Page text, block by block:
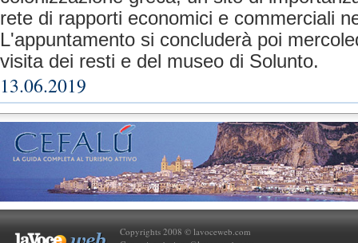
rete di rapporti economici e commerciali
L'appuntamento si concluderà poi
visita dei resti e del museo di Solunto.
13.06.2019
Copyrights 2008 © lavoceweb.com